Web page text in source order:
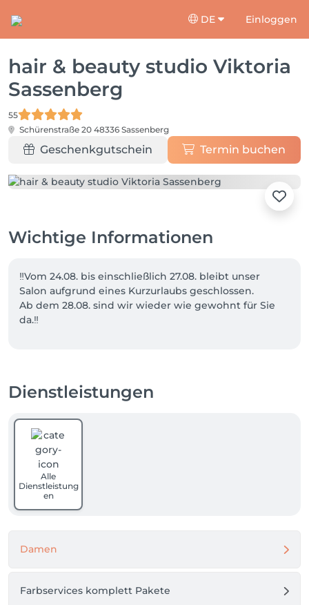
DE Einloggen
hair & beauty studio Viktoria
Sassenberg
55
Schürenstraße 20 48336 Sassenberg
Geschenkgutschein Termin buchen
Wichtige Informationen
‼️Vom 24.08. bis einschließlich 27.08. bleibt unser
Salon aufgrund eines Kurzurlaubs geschlossen.
Ab dem 28.08. sind wir wieder wie gewohnt für Sie
da.‼️
buchbar‼️‼️‼️
Dienstleistungen
Alle
Dienstleistung
en
Damen
Farbservices komplett Pakete